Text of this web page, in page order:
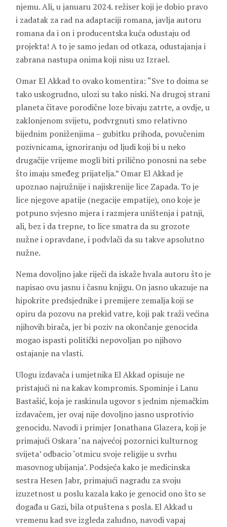
njemu. Ali, u januaru 2024. režiser koji je dobio pravo
i zadatak za rad na adaptaciji romana, javlja autoru
romana da i on i producentska kuća odustaju od
projekta! A to je samo jedan od otkaza, odustajanja i
zabrana nastupa onima koji nisu uz Izrael.
Omar El Akkad to ovako komentira: “Sve to doima se
tako uskogrudno, ulozi su tako niski. Na drugoj strani
planeta čitave porodične loze bivaju zatrte, a ovdje, u
zaklonjenom svijetu, podvrgnuti smo relativno
bijednim poniženjima – gubitku prihoda, povučenim
pozivnicama, ignoriranju od ljudi koji bi u neko
drugačije vrijeme mogli biti prilično ponosni na sebe
što imaju smeđeg prijatelja.” Omar El Akkad je
upoznao najružnije i najiskrenije lice Zapada. To je
lice njegove apatije (negacije empatije), ono koje je
potpuno svjesno mjera i razmjera uništenja i patnji,
ali, bez i da trepne, to lice smatra da su grozote
nužne i opravdane, i podvlači da su takve apsolutno
nužne.
Nema dovoljno jake riječi da iskaže hvala autoru što je
napisao ovu jasnu i časnu knjigu. On jasno ukazuje na
hipokrite predsjednike i premijere zemalja koji se
opiru da pozovu na prekid vatre, koji pak traži većina
njihovih birača, jer bi poziv na okončanje genocida
mogao ispasti politički nepovoljan po njihovo
ostajanje na vlasti.
Ulogu izdavača i umjetnika El Akkad opisuje ne
pristajući ni na kakav kompromis. Spominje i Lanu
Bastašić, koja je raskinula ugovor s jednim njemačkim
izdavačem, jer ovaj nije dovoljno jasno usprotivio
genocidu. Navodi i primjer Jonathana Glazera, koji je
primajući Oskara ‘na najvećoj pozornici kulturnog
svijeta’ odbacio ‘otmicu svoje religije u svrhu
masovnog ubijanja’. Podsjeća kako je medicinska
sestra Hesen Jabr, primajući nagradu za svoju
izuzetnost u poslu kazala kako je genocid ono što se
događa u Gazi, bila otpuštena s posla. El Akkad u
vremenu kad sve izgleda zaludno, navodi vapaj